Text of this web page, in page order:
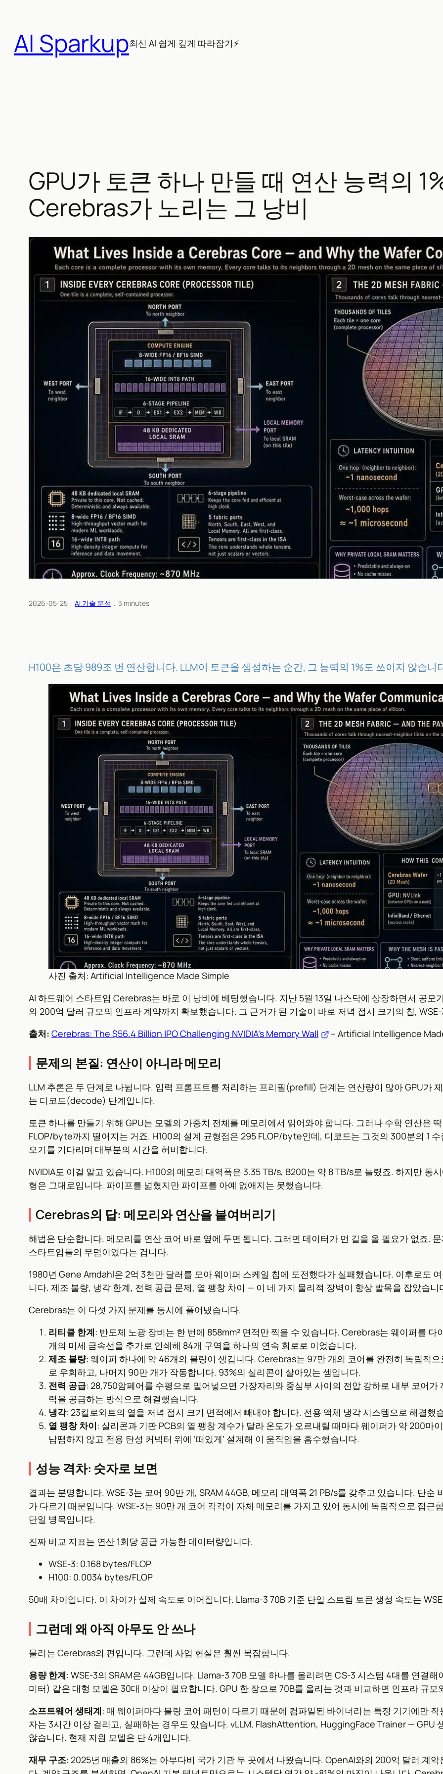
AI Sparkup최신 AI 쉽게 깊게 따라잡기⚡
GPU가 토큰 하나 만들 때 연산 능력의
Cerebras가 노리는 그 낭비
2026-05-25 ﹒ AI 기술 분석 ﹒ 3 minutes
H100은 초당 989조 번 연산합니다. LLM이 토큰을 생성하는 순간, 그 능력의 1%도 쓰이지 않습니
사진 출처: Artificial Intelligence Made Simple
AI 하드웨어 스타트업 Cerebras는 바로 이 낭비에 베팅했습니다. 지난 5월 13일 나스닥에 상장하면서 공
와 200억 달러 규모의 인프라 계약까지 확보했습니다. 그 근거가 된 기술이 바로 저녁 접시 크기의 칩,
출처: Cerebras: The $56.4 Billion IPO Challenging NVIDIA’s Memory Wall – Artificial Intelligence
문제의 본질: 연산이 아니라 메모리
LLM 추론은 두 단계로 나뉩니다. 입력 프롬프트를 처리하는 프리필(prefill) 단계는 연산량이 많아 GPU가
는 디코드(decode) 단계입니다.
토큰 하나를 만들기 위해 GPU는 모델의 가중치 전체를 메모리에서 읽어와야 합니다. 그러나 수학 연산은
FLOP/byte까지 떨어지는 거죠. H100의 설계 균형점은 295 FLOP/byte인데, 디코드는 그것의 300분의 1
오기를 기다리며 대부분의 시간을 허비합니다.
NVIDIA도 이걸 알고 있습니다. H100의 메모리 대역폭은 3.35 TB/s, B200는 약 8 TB/s로 늘렸죠. 하지만 동
형은 그대로입니다. 파이프를 넓혔지만 파이프를 아예 없애지는 못했습니다.
Cerebras의 답: 메모리와 연산을 붙여버리기
해법은 단순합니다. 메모리를 연산 코어 바로 옆에 두면 됩니다. 그러면 데이터가 먼 길을 올 필요가 없죠.
스타트업들의 무덤이었다는 겁니다.
1980년 Gene Amdahl은 2억 3천만 달러를 모아 웨이퍼 스케일 칩에 도전했다가 실패했습니다. 이후로도
니다. 제조 불량, 냉각 한계, 전력 공급 문제, 열 팽창 차이 — 이 네 가지 물리적 장벽이 항상 발목을 잡았습니
Cerebras는 이 다섯 가지 문제를 동시에 풀어냈습니다.
리티클 한계: 반도체 노광 장비는 한 번에 858mm² 면적만 찍을 수 있습니다. Cerebras는 웨이퍼를
개의 미세 금속선을 추가로 인쇄해 84개 구역을 하나의 연속 회로로 이었습니다.
제조 불량: 웨이퍼 하나에 약 46개의 불량이 생깁니다. Cerebras는 97만 개의 코어를 완전히 독립적
로 우회하고, 나머지 90만 개가 작동합니다. 93%의 실리콘이 살아있는 셈입니다.
전력 공급: 28,750암페어를 수평으로 밀어넣으면 가장자리와 중심부 사이의 전압 강하로 내부 코어
력을 공급하는 방식으로 해결했습니다.
냉각: 23킬로와트의 열을 저녁 접시 크기 면적에서 빼내야 합니다. 전용 액체 냉각 시스템으로 해결했
열 팽창 차이: 실리콘과 기판 PCB의 열 팽창 계수가 달라 온도가 오르내릴 때마다 웨이퍼가 약 200
납땜하지 않고 전용 탄성 커넥터 위에 ‘떠있게’ 설계해 이 움직임을 흡수했습니다.
성능 격차: 숫자로 보면
결과는 분명합니다. WSE-3는 코어 90만 개, SRAM 44GB, 메모리 대역폭 21 PB/s를 갖추고 있습니다. 단순
가 다르기 때문입니다. WSE-3는 90만 개 코어 각각이 자체 메모리를 가지고 있어 동시에 독립적으로 접근
단일 병목입니다.
진짜 비교 지표는 연산 1회당 공급 가능한 데이터량입니다.
WSE-3: 0.168 bytes/FLOP
H100: 0.0034 bytes/FLOP
50배 차이입니다. 이 차이가 실제 속도로 이어집니다. Llama-3 70B 기준 단일 스트림 토큰 생성 속도는
그런데 왜 아직 아무도 안 쓰나
물리는 Cerebras의 편입니다. 그런데 사업 현실은 훨씬 복잡합니다.
용량 한계: WSE-3의 SRAM은 44GB입니다. Llama-3 70B 모델 하나를 올리려면 CS-3 시스템 4대를 연결
미터) 같은 대형 모델은 30대 이상이 필요합니다. GPU 한 장으로 70B를 올리는 것과 비교하면 인프라 규
소프트웨어 생태계: 매 웨이퍼마다 불량 코어 패턴이 다르기 때문에 컴파일된 바이너리는 특정 기기에만
자는 3시간 이상 걸리고, 실패하는 경우도 있습니다. vLLM, FlashAttention, HuggingFace Trainer — GPU
않습니다. 현재 지원 모델은 단 4개입니다.
재무 구조: 2025년 매출의 86%는 아부다비 국가 기관 두 곳에서 나왔습니다. OpenAI와의 200억 달러 계